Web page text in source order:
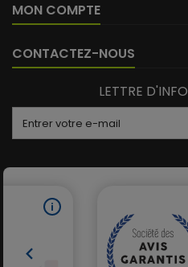
MON COMPTE
CONTACTEZ-NOUS
LETTRE